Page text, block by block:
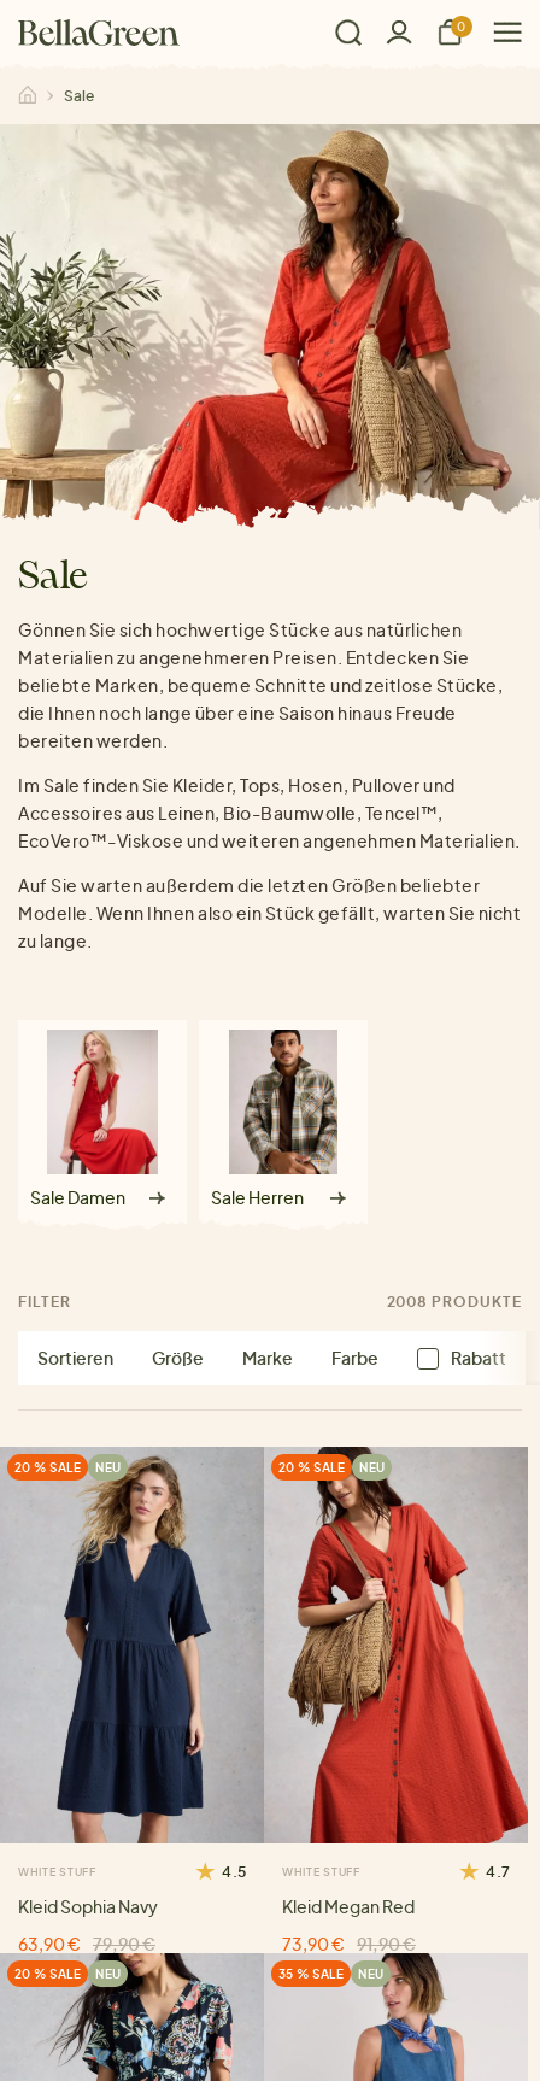
0
Sale
Sale
Gönnen Sie sich hochwertige Stücke aus natürlichen
Materialien zu angenehmeren Preisen. Entdecken Sie
beliebte Marken, bequeme Schnitte und zeitlose Stücke,
die Ihnen noch lange über eine Saison hinaus Freude
bereiten werden.
Im Sale finden Sie Kleider, Tops, Hosen, Pullover und
Accessoires aus Leinen, Bio-Baumwolle, Tencel™,
EcoVero™-Viskose und weiteren angenehmen Materialien.
Auf Sie warten außerdem die letzten Größen beliebter
Modelle. Wenn Ihnen also ein Stück gefällt, warten Sie nicht
zu lange.
Sale Damen Sale Herren
FILTER 2008 PRODUKTE
Sortieren Größe Marke Farbe Rabatt
20 % SALE NEU
WHITE STUFF 4.5
Kleid Sophia Navy
63,90 €
79,90 €
20 % SALE NEU
WHITE STUFF 4.7
Kleid Megan Red
73,90 €
91,90 €
20 % SALE NEU 35 % SALE NEU